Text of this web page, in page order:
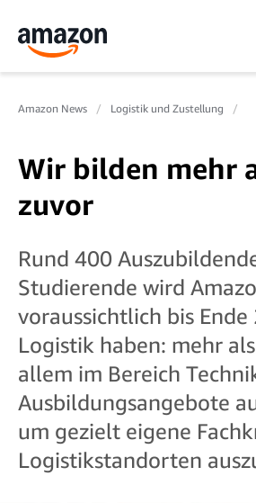
Amazon News Logistik und Zustellung
Wir bilden mehr
zuvor
Rund 400
Studierende wird
voraussichtlich bis
Logistik haben: mehr
allem im Bereich
Ausbildungsangebote
um gezielt eigene
Logistikstandorten